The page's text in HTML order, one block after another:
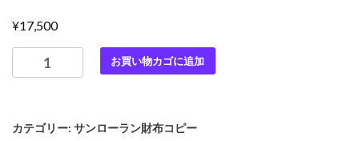
¥17,500
高
ン
お買い物カゴに追加
カテゴリー: サンローラン財布コピー